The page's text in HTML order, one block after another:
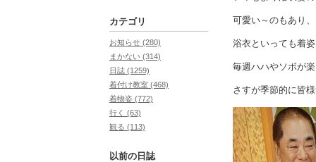
可愛い～のもあり
浴衣といっても着
毎週ハハやソボが
さすが季節的に皆
カテゴリ
お知らせ (280)
まかない (314)
日誌 (1259)
着付け教室 (468)
着物姿 (772)
行く (63)
観る (113)
以前の日誌